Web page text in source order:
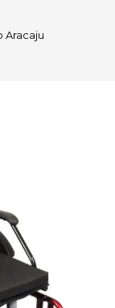
Aracaju